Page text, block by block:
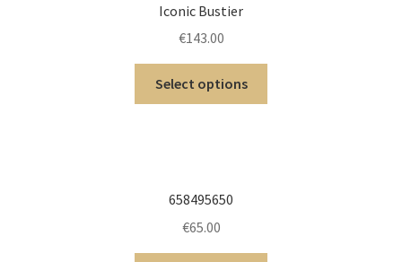
Iconic Bustier
€143.00
Select options
658495650
€65.00